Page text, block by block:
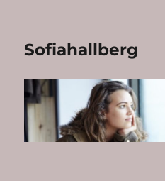
Sofiahallberg